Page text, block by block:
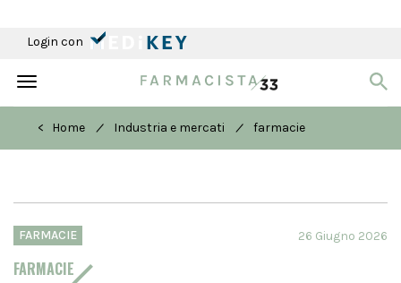
Login con
Toggle
< Home
/ Industria e mercati / farmacie
FARMACIE
FARMACIE
26 Giugno 2026